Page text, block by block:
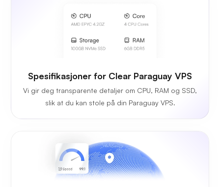
Spesifikasjoner for Clear Paraguay VPS
Vi gir deg transparente detaljer om CPU, RAM og SSD,
slik at du kan stole på din Paraguay VPS.